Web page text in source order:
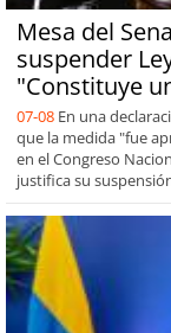
Mesa del
suspender
"Constituye
07-08 En una
que la medida "fue
en el Congreso
justifica su